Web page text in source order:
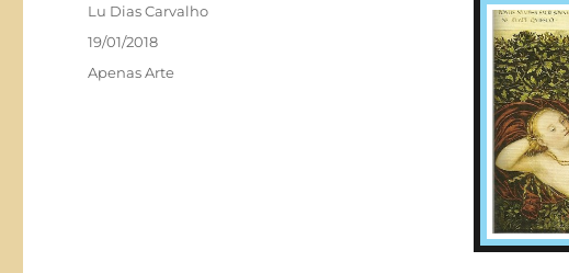
Autor
Lu Dias Carvalho
Publicado
em
19/01/2018
Categorias
Apenas Arte